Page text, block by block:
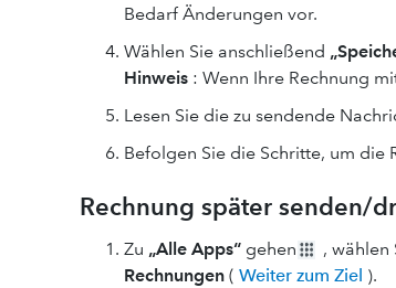
Bedarf Änderungen vor.
Wählen Sie anschließend
Hinweis : Wenn Ihre Rechnung
Lesen Sie die zu sendende
Befolgen Sie die Schritte, um die
Rechnung später senden/
Zu „Alle Apps“ gehen , wählen
Rechnungen ( Weiter zum Ziel ).